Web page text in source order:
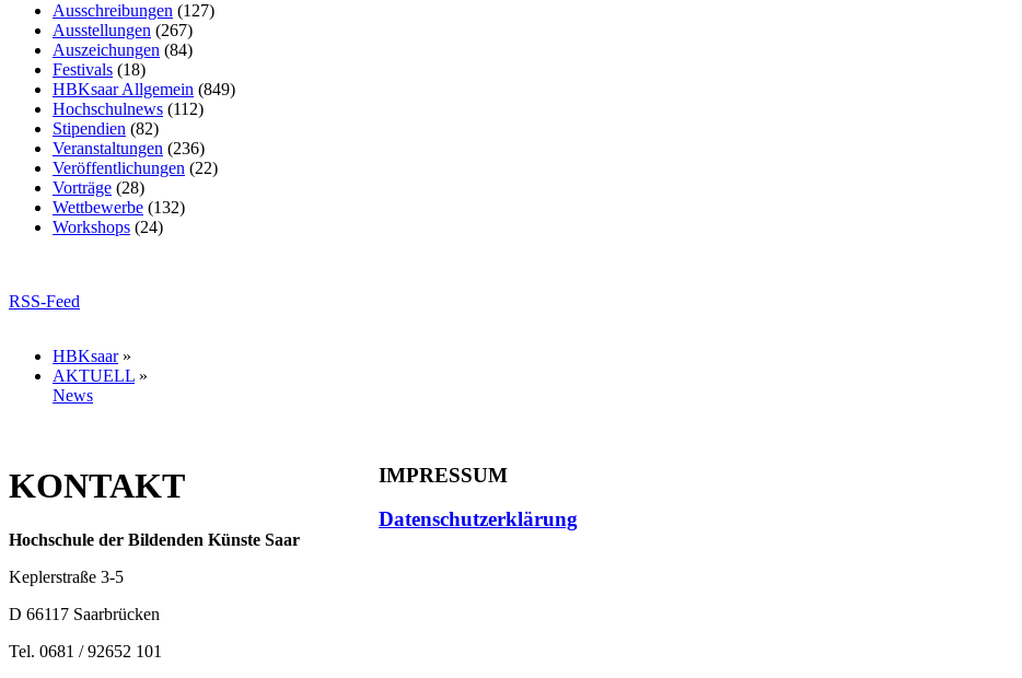
Ausschreibungen (127)
Ausstellungen (267)
Auszeichungen (84)
Festivals (18)
HBKsaar Allgemein (849)
Hochschulnews (112)
Stipendien (82)
Veranstaltungen (236)
Veröffentlichungen (22)
Vorträge (28)
Wettbewerbe (132)
Workshops (24)
RSS-Feed
HBKsaar»
AKTUELL »
News
KONTAKT
Hochschule der Bildenden Künste Saar
Keplerstraße 3-5
D 66117 Saarbrücken
Tel. 0681 / 92652 101
IMPRESSUM
Datenschutzerklärung